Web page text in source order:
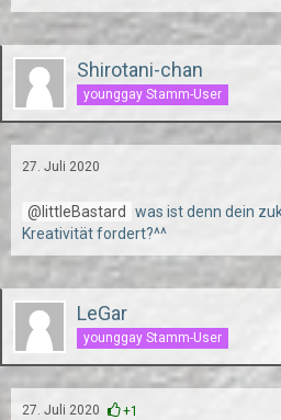
Shirotani-chan
younggay Stamm-User
27. Juli 2020
littleBastard
was ist denn dein
Kreativität fordert?^^
LeGar
younggay Stamm-User
27. Juli 2020 +1